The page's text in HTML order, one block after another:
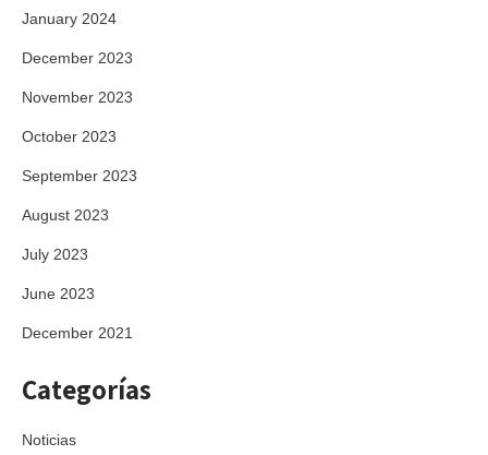
January 2024
December 2023
November 2023
October 2023
September 2023
August 2023
July 2023
June 2023
December 2021
Categorías
Noticias